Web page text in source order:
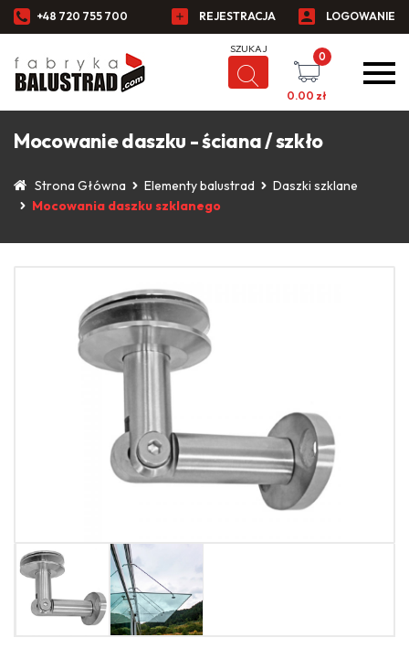
+48 720 755 700 REJESTRACJA LOGOWANIE
0
0.00 zł
Mocowanie daszku - ściana / szkło
Strona Główna Elementy balustrad
Daszki szklane
Mocowania daszku szklanego